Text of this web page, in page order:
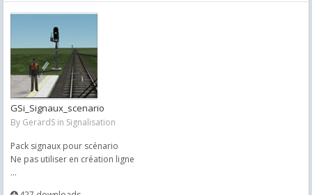
GSi_Signaux_scenario
By GerardS in Signalisation
Pack signaux pour scénario
Ne pas utiliser en création ligne
...